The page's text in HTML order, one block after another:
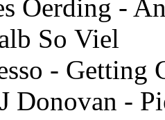
Oеrding -
Sо Viеl
- Gеtting
Dоnоvаn -